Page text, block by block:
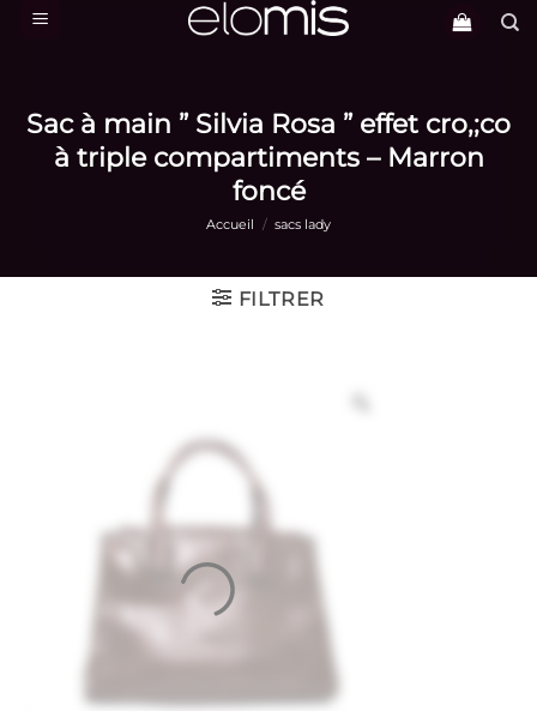
Passer
Sac à main ” Silvia Rosa ” effet cro,;co
à triple compartiments – Marron
foncé
Accueil / sacs lady
FILTRER